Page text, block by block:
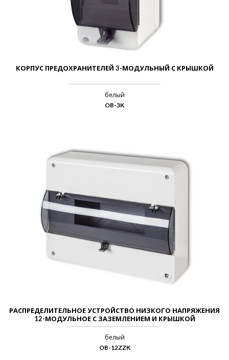
КОРПУС ПРЕДОХРАНИТЕЛЕЙ 3-МОДУЛЬНЫЙ С КРЫШКОЙ
белый
OB-3K
РАСПРЕДЕЛИТЕЛЬНОЕ УСТРОЙСТВО НИЗКОГО НАПРЯЖЕНИЯ
12-МОДУЛЬНОЕ С ЗАЗЕМЛЕНИЕМ И КРЫШКОЙ
белый
OB-12ZZK